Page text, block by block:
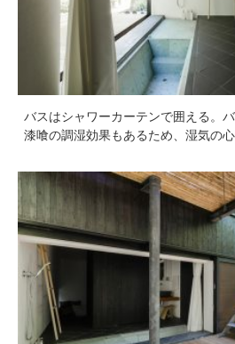
バスはシャワーカーテンで囲える。
漆喰の調湿効果もあるため、湿気の心